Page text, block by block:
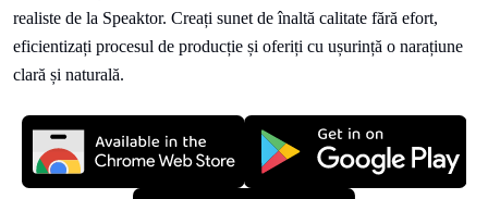
realiste de la Speaktor. Creați sunet de înaltă calitate fără efort,
eficientizați procesul de producție și oferiți cu ușurință o narațiune
clară și naturală.